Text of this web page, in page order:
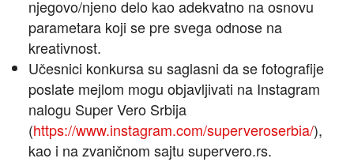
njegovo/njeno delo kao adekvatno na osnovu
parametara koji se pre svega odnose na
kreativnost.
Učesnici konkursa su saglasni da se fotografije
poslate mejlom mogu objavljivati na Instagram
nalogu Super Vero Srbija
(https://www.instagram.com/superveroserbia/),
kao i na zvaničnom sajtu supervero.rs.